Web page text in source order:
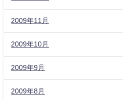
2009年11月
2009年10月
2009年9月
2009年8月